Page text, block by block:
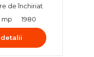
de închiriat
mp 1980